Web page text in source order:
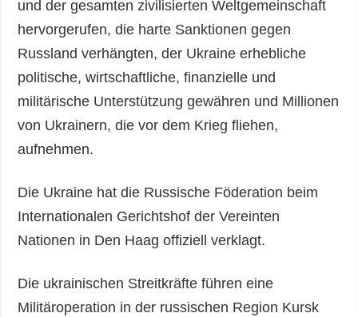
und der gesamten zivilisierten Weltgemeinschaft
hervorgerufen, die harte Sanktionen gegen
Russland verhängten, der Ukraine erhebliche
politische, wirtschaftliche, finanzielle und
militärische Unterstützung gewähren und Millionen
von Ukrainern, die vor dem Krieg fliehen,
aufnehmen.
Die Ukraine hat die Russische Föderation beim
Internationalen Gerichtshof der Vereinten
Nationen in Den Haag offiziell verklagt.
Die ukrainischen Streitkräfte führen eine
Militäroperation in der russischen Region Kursk